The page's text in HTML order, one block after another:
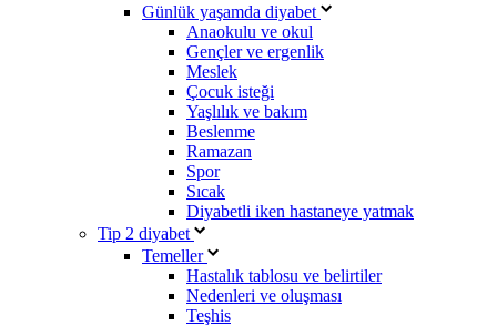
Günlük yaşamda diyabet
Anaokulu ve okul
Gençler ve ergenlik
Meslek
Çocuk isteği
Yaşlılık ve bakım
Beslenme
Ramazan
Spor
Sıcak
Diyabetli iken hastaneye yatmak
Tip 2 diyabet
Temeller
Hastalık tablosu ve belirtiler
Nedenleri ve oluşması
Teşhis